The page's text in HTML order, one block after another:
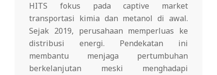
HITS fokus pada captive market
transportasi kimia dan metanol di awal.
Sejak 2019, perusahaan memperluas ke
distribusi energi. Pendekatan ini
membantu menjaga pertumbuhan
berkelanjutan meski menghadapi